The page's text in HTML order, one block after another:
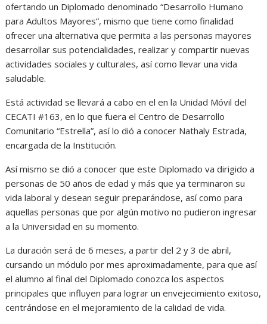
ofertando un Diplomado denominado “Desarrollo Humano
para Adultos Mayores”, mismo que tiene como finalidad
ofrecer una alternativa que permita a las personas mayores
desarrollar sus potencialidades, realizar y compartir nuevas
actividades sociales y culturales, así como llevar una vida
saludable.
Está actividad se llevará a cabo en el en la Unidad Móvil del
CECATI #163, en lo que fuera el Centro de Desarrollo
Comunitario “Estrella”, así lo dió a conocer Nathaly Estrada,
encargada de la Institución.
Así mismo se dió a conocer que este Diplomado va dirigido a
personas de 50 años de edad y más que ya terminaron su
vida laboral y desean seguir preparándose, así como para
aquellas personas que por algún motivo no pudieron ingresar
a la Universidad en su momento.
La duración será de 6 meses, a partir del 2 y 3 de abril,
cursando un módulo por mes aproximadamente, para que así
el alumno al final del Diplomado conozca los aspectos
principales que influyen para lograr un envejecimiento exitoso,
centrándose en el mejoramiento de la calidad de vida.